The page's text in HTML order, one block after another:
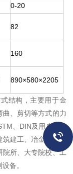
0-20
82
160
890×580×2205
结构，主要用于金
曲、剪切等方式的力
、DIN及用户提供
建工、冶金、航空
院所、大专院校、工
备。